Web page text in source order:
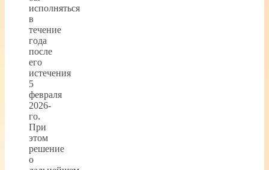
исполняться
в
течение
года
после
его
истечения
5
февраля
2026-
го.
При
этом
решение
о